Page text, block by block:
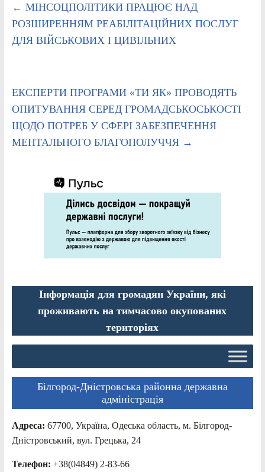
← МІНСОЦПОЛІТИКИ ПРАЦЮЄ НАД
РОЗШИРЕННЯМ РЕАБІЛІТАЦІЙНИХ ПОСЛУГ
ДЛЯ ВІЙСЬКОВИХ І ЦИВІЛЬНИХ
ЕКСПЕРТИ ПРОГРАМИ «ТИ ЯК» ПРОВОДЯТЬ
ОПИТУВАННЯ СЕРЕД ГРОМАДСЬКОСЬКОСТІ
ЩОДО ПОТРЕБ У СФЕРІ ЗАБЕЗПЕЧЕННЯ
МЕНТАЛЬНОГО БЛАГОПОЛУЧЧЯ →
Інформація для громадян України, які
проживають на тимчасово окупованих
територіях
Білгород-Дністровська районна державна
адміністрація
Адреса: 67700, Україна, Одеська область, м. Білгород-
Дністровський, вул. Грецька, 24
Телефон: +38(04849) 2-83-66